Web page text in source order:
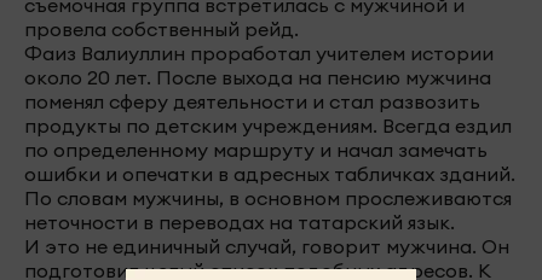
провела собственный рейд.
Фаиз Валиуллин проработал учителем истории
около 20 лет. После выхода на пенсию мужчина
поменял сферу деятельности и стал развозить
продукты по детским учреждениям. Всегда ездил
по определенному маршруту и начал замечать
ошибки и опечатки в адресных табличках зданий.
По словам мужчины, в основном прослеживаются
неточности в переводах на татарский язык.
И это не единичный случай, говорит мужчина. Он
подготовил целый список подобных адресов. К